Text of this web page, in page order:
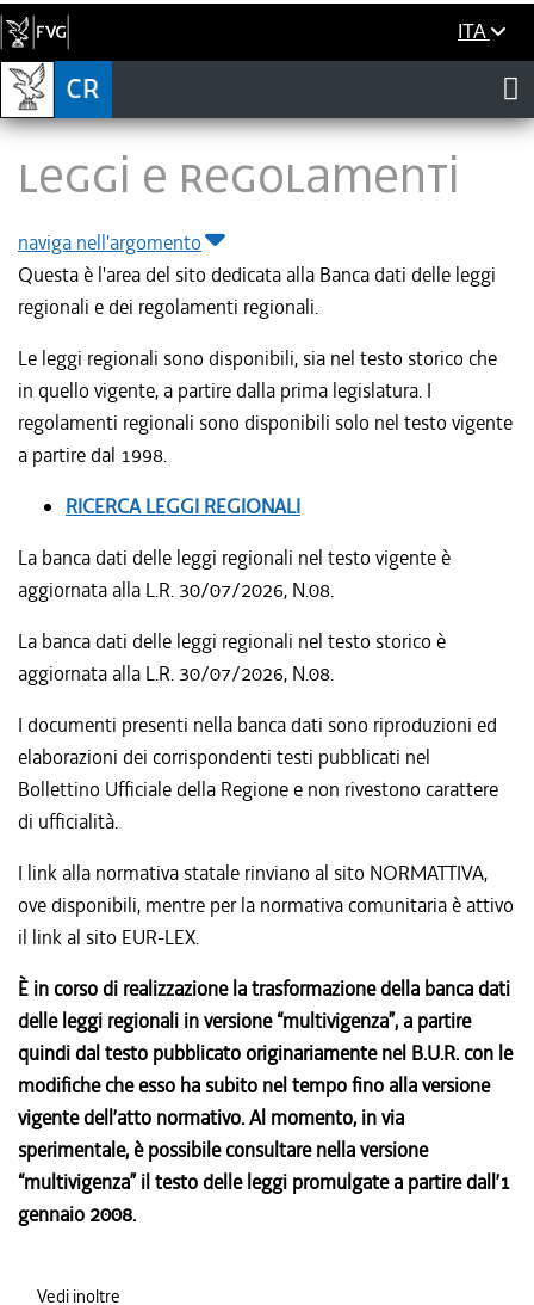
ITA
LEGGI E REGOLAMENTI
naviga nell'argomento
Questa è l'area del sito dedicata alla Banca dati delle leggi
regionali e dei regolamenti regionali.
Le leggi regionali sono disponibili, sia nel testo storico che
in quello vigente, a partire dalla prima legislatura. I
regolamenti regionali sono disponibili solo nel testo vigente
a partire dal 1998.
RICERCA LEGGI REGIONALI
La banca dati delle leggi regionali nel testo vigente è
aggiornata alla L.R. 30/07/2026, N.08.
La banca dati delle leggi regionali nel testo storico è
aggiornata alla L.R. 30/07/2026, N.08.
I documenti presenti nella banca dati sono riproduzioni ed
elaborazioni dei corrispondenti testi pubblicati nel
Bollettino Ufficiale della Regione e non rivestono carattere
di ufficialità.
I link alla normativa statale rinviano al sito NORMATTIVA,
ove disponibili, mentre per la normativa comunitaria è attivo
il link al sito EUR-LEX.
È in corso di realizzazione la trasformazione della banca dati
delle leggi regionali in versione “multivigenza”, a partire
quindi dal testo pubblicato originariamente nel B.U.R. con le
modifiche che esso ha subito nel tempo fino alla versione
vigente dell’atto normativo. Al momento, in via
sperimentale, è possibile consultare nella versione
“multivigenza” il testo delle leggi promulgate a partire dall’1
gennaio 2008.
Vedi inoltre